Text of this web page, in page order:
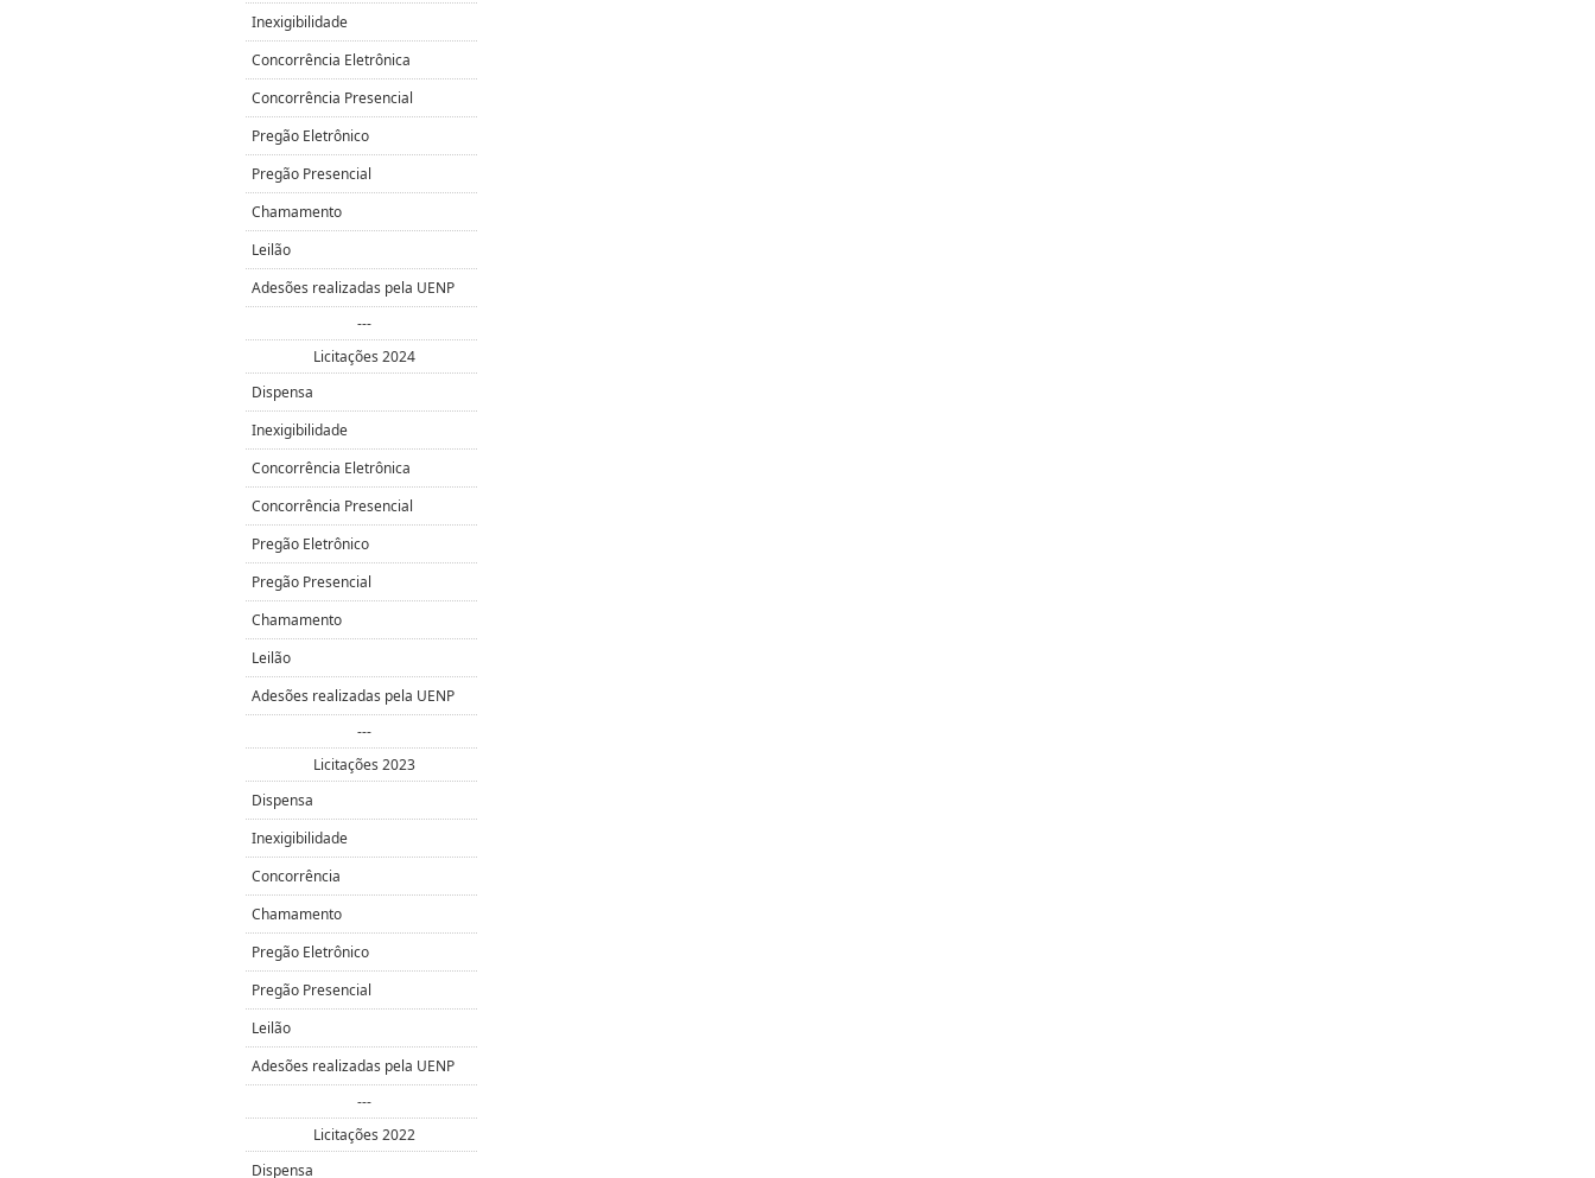
Inexigibilidade
Concorrência Eletrônica
Concorrência Presencial
Pregão Eletrônico
Pregão Presencial
Chamamento
Leilão
Adesões realizadas pela UENP
---
Licitações 2024
Dispensa
Inexigibilidade
Concorrência Eletrônica
Concorrência Presencial
Pregão Eletrônico
Pregão Presencial
Chamamento
Leilão
Adesões realizadas pela UENP
---
Licitações 2023
Dispensa
Inexigibilidade
Concorrência
Chamamento
Pregão Eletrônico
Pregão Presencial
Leilão
Adesões realizadas pela UENP
---
Licitações 2022
Dispensa